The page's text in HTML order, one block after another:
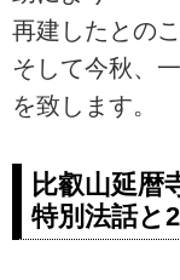
再建したとのこ
そして今秋、
を致します。
比叡山延暦
特別法話と